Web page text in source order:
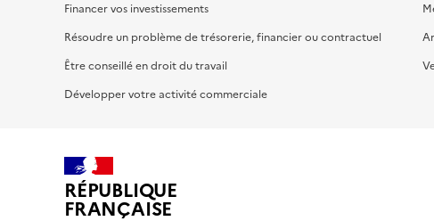
Financer vos investissements
Résoudre un problème de trésorerie, financier ou contractuel
Être conseillé en droit du travail
Développer votre activité commerciale
RÉPUBLIQUE
FRANÇAISE